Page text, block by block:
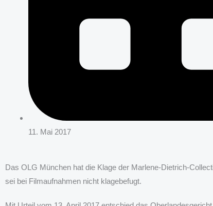
11. Mai 2017
Das OLG München hat die Klage der Marlene-Dietrich-
sei bei Filmaufnahmen nicht klagebefugt.